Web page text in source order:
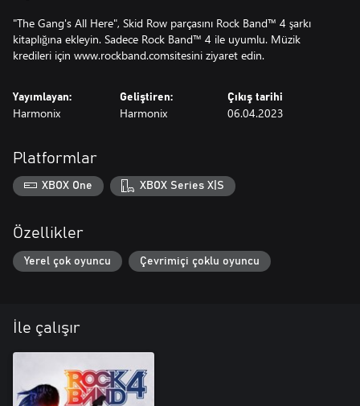
"The Gang's All Here", Skid Row parçasını Rock Band™ 4 şarkı
kitaplığına ekleyin. Sadece Rock Band™ 4 ile uyumlu. Müzik
kredileri için www.rockband.comsitesini ziyaret edin.
Yayımlayan:
Harmonix
Geliştiren:
Harmonix
Çıkış tarihi
06.04.2023
Platformlar
XBOX One XBOX Series X|S
Özellikler
Yerel çok oyuncu Çevrimiçi çoklu oyuncu
İle çalışır